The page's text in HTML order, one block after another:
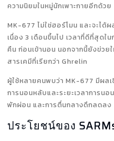
ความนิยมในหมู่นักเพาะกายอีกด้วย
MK-677 ไม่ใช่ฮอร์โมน และจะไ
เนื่อง 3 เดือนขึ้นไป เวลาที่ดีที่สุดใ
คืน ก่อนเข้านอน นอกจากนี้ยังข่ว
สารเคมีที่เรียกว่า Ghrelin
ผู้ใช้หลายคนพบว่า MK-677 มีผล
การนอนหลับและระยะเวลาการน
พักผ่อน และการตื่นกลางดึกลดลง
ประโยชน์ของ